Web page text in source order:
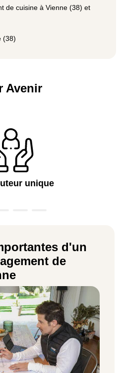
de cuisine à Vienne (38) et
(38)
Avenir
unique
d'un
de